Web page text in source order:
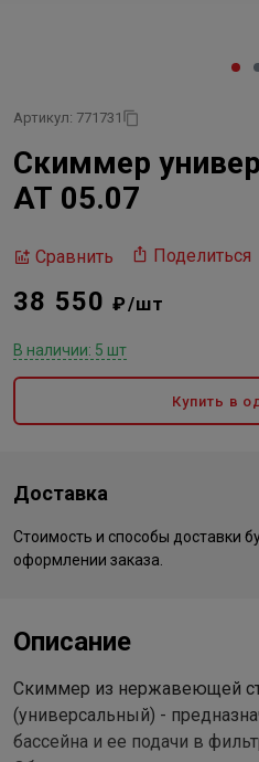
Артикул: 771731
Скиммер
АТ 05.07
Сравнить Поделиться
38 550₽/шт
В наличии: 5 шт
Купить в
Доставка
Стоимость и способы доставки
оформлении заказа.
Описание
Скиммер из нержавеющей
(универсальный) -
бассейна и ее подачи в